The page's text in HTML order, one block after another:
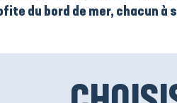
du bord de mer, chacun